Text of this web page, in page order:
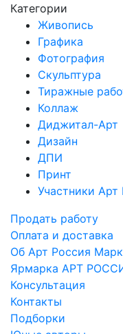
Категории
Живопись
Графика
Фотография
Скульптура
Тиражные
Коллаж
Диджитал-Арт
Дизайн
ДПИ
Принт
Участники Арт
Продать работу
Оплата и доставка
Об Арт Россия
Ярмарка АРТ
Консультация
Контакты
Подборки